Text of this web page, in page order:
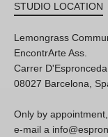
STUDIO LOCATION
Lemongrass
EncontrArte Ass.
Carrer
08027 Barcelona,
Only by appointment,
e-mail a